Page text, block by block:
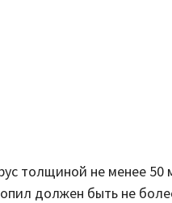
толщиной не менее
должен быть не